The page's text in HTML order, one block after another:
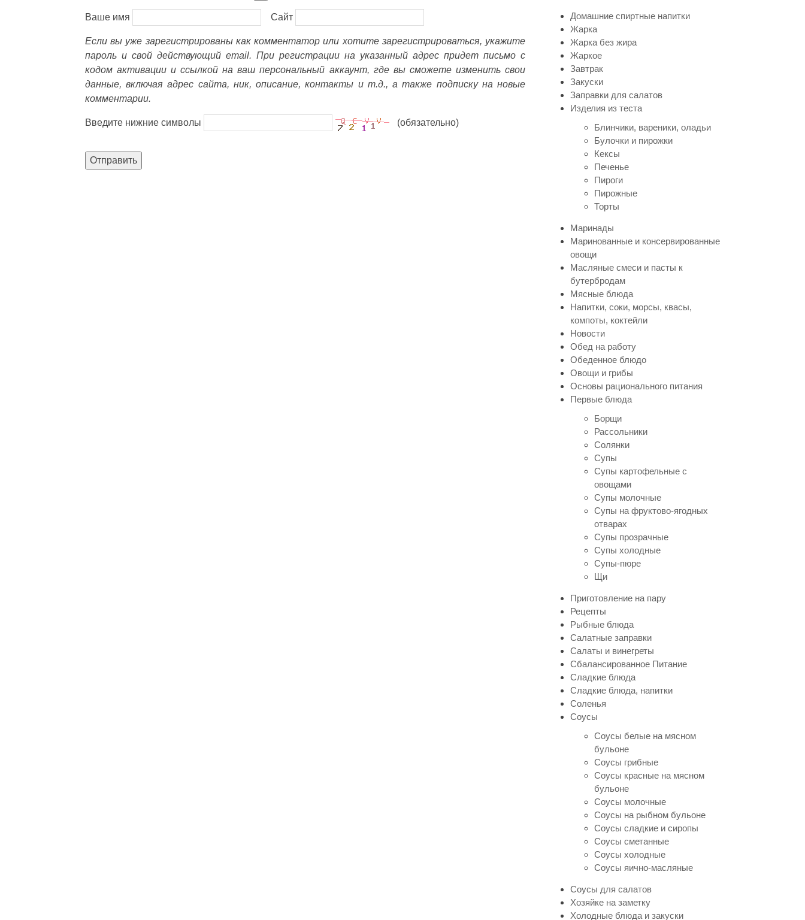
Ваше имя Сайт
Если вы уже зарегистрированы как комментатор или хотите зарегистрироваться, укажите
пароль и свой действующий email. При регистрации на указанный адрес придет письмо с
кодом активации и ссылкой на ваш персональный аккаунт, где вы сможете изменить свои
данные, включая адрес сайта, ник, описание, контакты и т.д., а также подписку на новые
комментарии.
Введите нижние символы (обязательно)
Отправить
Домашние спиртные напитки
Жарка
Жарка без жира
Жаркое
Завтрак
Закуски
Заправки для салатов
Изделия из теста
Блинчики, вареники, оладьи
Булочки и пирожки
Кексы
Печенье
Пироги
Пирожные
Торты
Маринады
Маринованные и консервированные
овощи
Масляные смеси и пасты к
бутербродам
Мясные блюда
Напитки, соки, морсы, квасы,
компоты, коктейли
Новости
Обед на работу
Обеденное блюдо
Овощи и грибы
Основы рационального питания
Первые блюда
Борщи
Рассольники
Солянки
Супы
Супы картофельные с
овощами
Супы молочные
Супы на фруктово-ягодных
отварах
Супы прозрачные
Супы холодные
Супы-пюре
Щи
Приготовление на пару
Рецепты
Рыбные блюда
Салатные заправки
Салаты и винегреты
Сбалансированное Питание
Сладкие блюда
Сладкие блюда, напитки
Соленья
Соусы
Соусы белые на мясном
бульоне
Соусы грибные
Соусы красные на мясном
бульоне
Соусы молочные
Соусы на рыбном бульоне
Соусы сладкие и сиропы
Соусы сметанные
Соусы холодные
Соусы яично-масляные
Соусы для салатов
Хозяйке на заметку
Холодные блюда и закуски